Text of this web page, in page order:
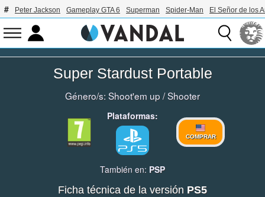
Peter Jackson Gameplay GTA 6 Superman Spider-Man El Señor de los
Super Stardust Portable
Género/s: Shoot'em up /Shooter
Plataformas:
COMPRAR
También en: PSP
Ficha técnica de la versión PS5